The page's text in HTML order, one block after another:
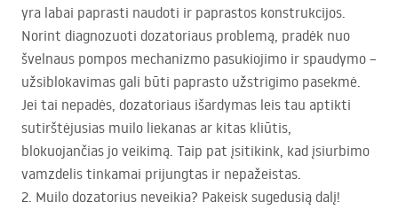
yra labai paprasti naudoti ir paprastos konstrukcijos.
Norint diagnozuoti dozatoriaus problemą, pradėk nuo
švelnaus pompos mechanizmo pasukiojimo ir spaudymo –
užsiblokavimas gali būti paprasto užstrigimo pasekmė.
Jei tai nepadės, dozatoriaus išardymas leis tau aptikti
sutirštėjusias muilo liekanas ar kitas kliūtis,
blokuojančias jo veikimą. Taip pat įsitikink, kad įsiurbimo
vamzdelis tinkamai prijungtas ir nepažeistas.
2. Muilo dozatorius neveikia? Pakeisk sugedusią dalį!